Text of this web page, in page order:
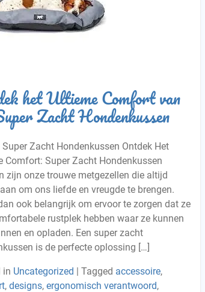
het Ultieme Comfort van
Zacht Hondenkussen
Zacht Hondenkussen Ontdek Het
Comfort: Super Zacht Hondenkussen
zijn onze trouwe metgezellen die altijd
om ons liefde en vreugde te brengen.
ook belangrijk om ervoor te zorgen dat ze
rustplek hebben waar ze kunnen
en opladen. Een super zacht
is de perfecte oplossing […]
in Uncategorized | Tagged accessoire,
, designs, ergonomisch verantwoord,